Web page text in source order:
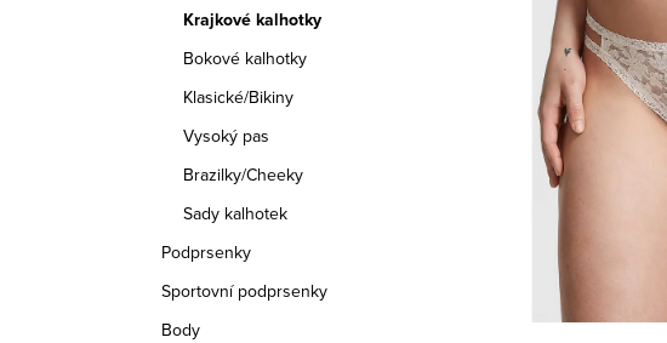
Krajkové kalhotky
Bokové kalhotky
Klasické/Bikiny
Vysoký pas
Brazilky/Cheeky
Sady kalhotek
Podprsenky
Sportovní podprsenky
Body